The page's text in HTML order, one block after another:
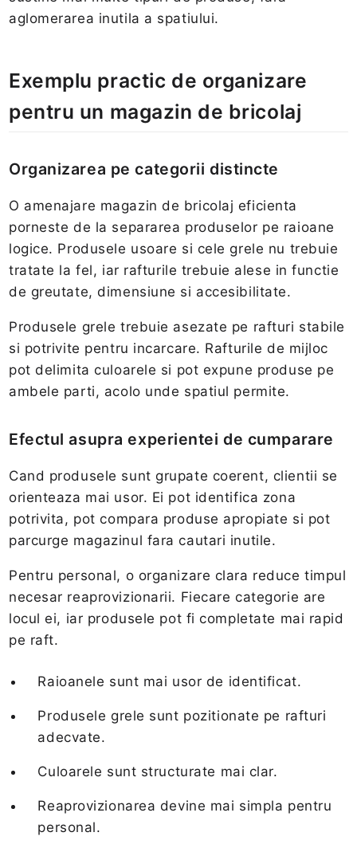
aglomerarea inutila a spatiului.
Exemplu practic de organizare
pentru un magazin de bricolaj
Organizarea pe categorii distincte
O amenajare magazin de bricolaj eficienta
porneste de la separarea produselor pe raioane
logice. Produsele usoare si cele grele nu trebuie
tratate la fel, iar rafturile trebuie alese in functie
de greutate, dimensiune si accesibilitate.
Produsele grele trebuie asezate pe rafturi stabile
si potrivite pentru incarcare. Rafturile de mijloc
pot delimita culoarele si pot expune produse pe
ambele parti, acolo unde spatiul permite.
Efectul asupra experientei de cumparare
Cand produsele sunt grupate coerent, clientii se
orienteaza mai usor. Ei pot identifica zona
potrivita, pot compara produse apropiate si pot
parcurge magazinul fara cautari inutile.
Pentru personal, o organizare clara reduce timpul
necesar reaprovizionarii. Fiecare categorie are
locul ei, iar produsele pot fi completate mai rapid
pe raft.
Raioanele sunt mai usor de identificat.
Produsele grele sunt pozitionate pe rafturi
adecvate.
Culoarele sunt structurate mai clar.
Reaprovizionarea devine mai simpla pentru
personal.